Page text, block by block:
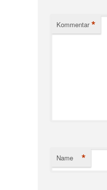
Kommentar *
Name *